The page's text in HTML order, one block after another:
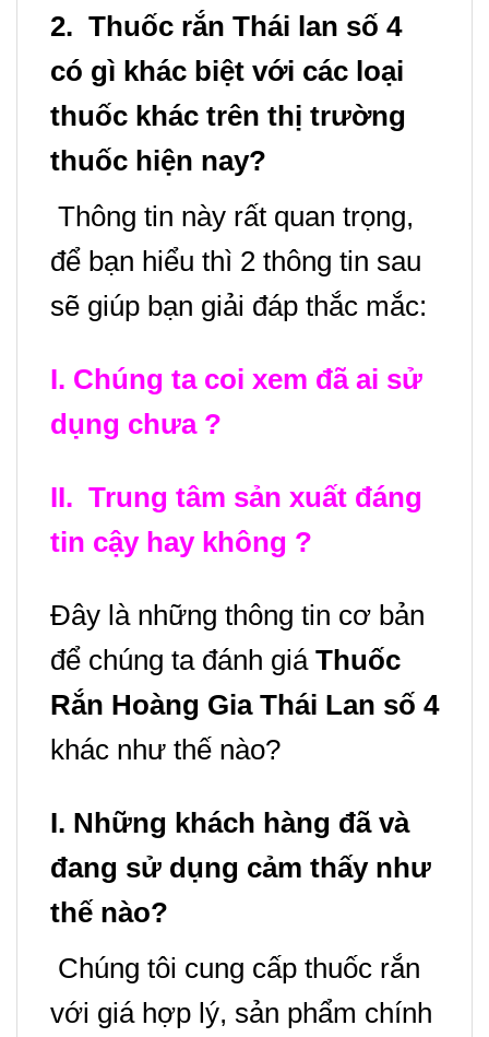
2. Thuốc rắn Thái lan số 4
có gì khác biệt với các loại
thuốc khác trên thị trường
thuốc hiện nay?
Thông tin này rất quan trọng,
để bạn hiểu thì 2 thông tin sau
sẽ giúp bạn giải đáp thắc mắc:
I. Chúng ta coi xem đã ai sử
dụng chưa ?
II. Trung tâm sản xuất đáng
tin cậy hay không ?
Đây là những thông tin cơ bản
để chúng ta đánh giá Thuốc
Rắn Hoàng Gia Thái Lan số 4
khác như thế nào?
I. Những khách hàng đã và
đang sử dụng cảm thấy như
thế nào?
Chúng tôi cung cấp thuốc rắn
với giá hợp lý, sản phẩm chính